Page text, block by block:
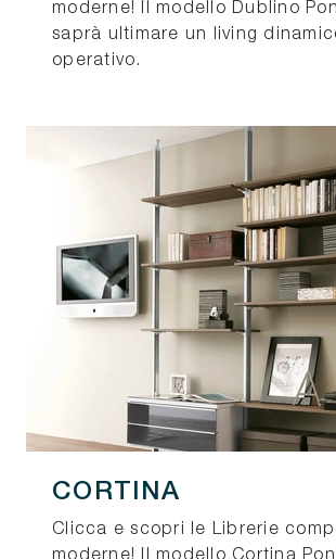
moderne! Il modello Dublino
saprà ultimare un living
operativo.
CORTINA
Clicca e scopri le Librerie